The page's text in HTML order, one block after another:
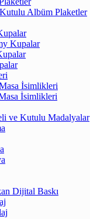
Albüm Plaketler
Kupalar
İsimlikleri
İsimlikleri
ve Kutulu Madalyalar
Dijital Baskı